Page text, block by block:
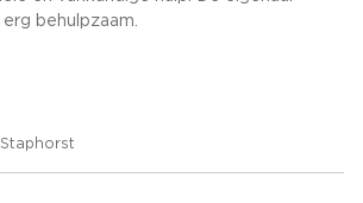
behulpzaam.